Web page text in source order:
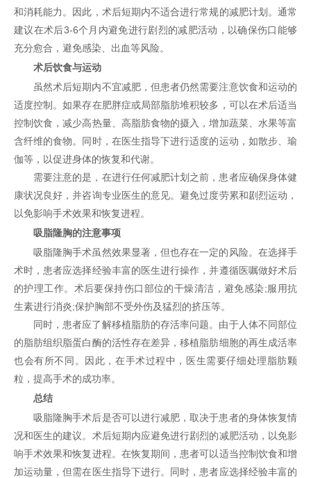
和消耗能力。因此，术后短期内不适合进行常规的减肥计划。通常
建议在术后3-6个月内避免进行剧烈的减肥活动，以确保伤口能够
充分愈合，避免感染、出血等风险。
术后饮食与运动
虽然术后短期内不宜减肥，但患者仍然需要注意饮食和运动的
适度控制。如果存在肥胖症或局部脂肪堆积较多，可以在术后适当
控制饮食，减少高热量、高脂肪食物的摄入，增加蔬菜、水果等富
含纤维的食物。同时，在医生指导下进行适度的运动，如散步、瑜
伽等，以促进身体的恢复和代谢。
需要注意的是，在进行任何减肥计划之前，患者应确保身体健
康状况良好，并咨询专业医生的意见。避免过度劳累和剧烈运动，
以免影响手术效果和恢复进程。
吸脂隆胸的注意事项
吸脂隆胸手术虽然效果显著，但也存在一定的风险。在选择手
术时，患者应选择经验丰富的医生进行操作，并遵循医嘱做好术后
的护理工作。术后要保持伤口部位的干燥清洁，避免感染;服用抗
生素进行消炎;保护胸部不受外伤及猛烈的挤压等。
同时，患者应了解移植脂肪的存活率问题。由于人体不同部位
的脂肪组织脂蛋白酶的活性存在差异，移植脂肪细胞的再生成活率
也会有所不同。因此，在手术过程中，医生需要仔细处理脂肪颗
粒，提高手术的成功率。
总结
吸脂隆胸手术后是否可以进行减肥，取决于患者的身体恢复情
况和医生的建议。术后短期内应避免进行剧烈的减肥活动，以免影
响手术效果和恢复进程。在恢复期间，患者可以适当控制饮食和增
加运动量，但需在医生指导下进行。同时，患者应选择经验丰富的